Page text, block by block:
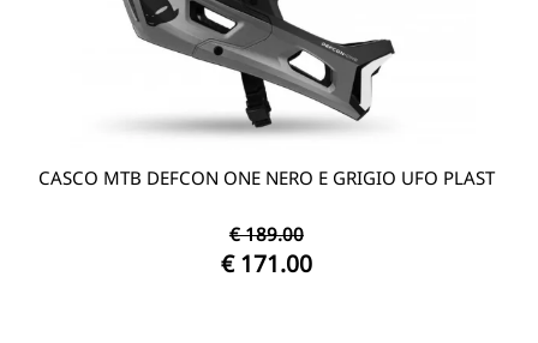
CASCO MTB DEFCON ONE NERO E GRIGIO UFO PLAST
€ 189.00
€ 171.00